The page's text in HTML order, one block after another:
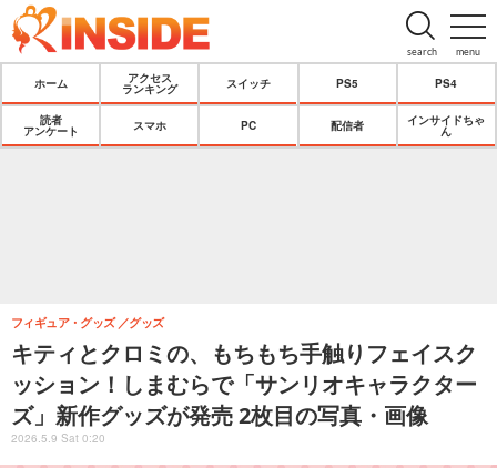
menu
search
ホーム
アクセス
ランキング
スイッチ PS5 PS4
読者
アンケート
スマホ PC 配信者
インサイドちゃ
ん
キティとクロミの、もちもち手触りフェイスク
ッション！しまむらで「サンリオキャラクター
ズ」新作グッズが発売 2枚目の写真・画像
フィギュア・グッズ グッズ
2026.5.9 Sat 0:20